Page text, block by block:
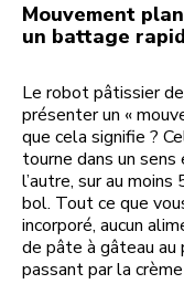
Mouvement
un battage
Le robot pâtissier
présenter un «
que cela signifie ?
tourne dans un
l’autre, sur au
bol. Tout ce que
incorporé, aucun
de pâte à gâteau
passant par la